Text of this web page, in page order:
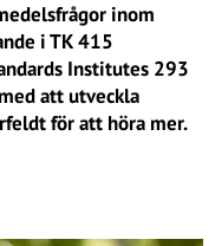
inom
i TK 415
Institutes 293
att utveckla
för att höra mer.